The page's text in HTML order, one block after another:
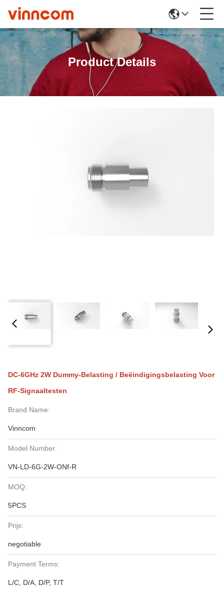
Product Details
DC-6GHz 2W Dummy-Belasting / Beëindigingsbelasting Voor
RF-Signaaltesten
Brand Name:
Vinncom
Model Number:
VN-LD-6G-2W-ONf-R
MOQ:
5PCS
Prijs:
negotiable
Payment Terms:
L/C, D/A, D/P, T/T